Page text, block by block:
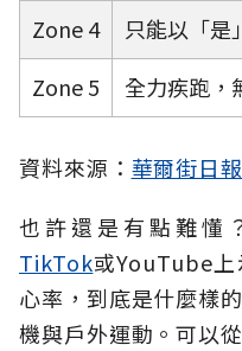
Zone 4
只能以「是
Zone 5
全力疾跑，
資料來源： 華爾街日報
也許還是有點難懂
TikTok或YouTube
心率，到底是什麼樣
機與戶外運動。可以